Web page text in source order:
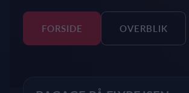
FORSIDE OVERBLIK